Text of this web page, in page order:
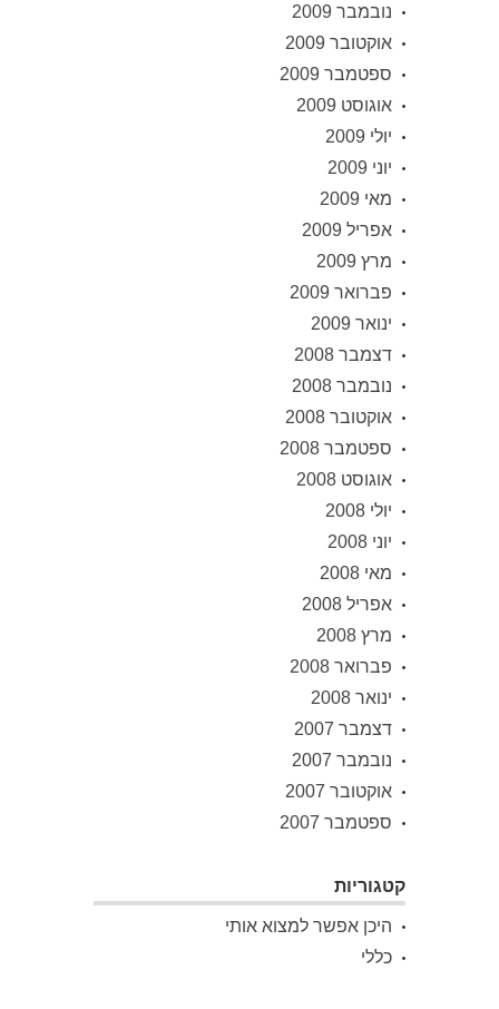
נובמבר 2009
אוקטובר 2009
ספטמבר 2009
אוגוסט 2009
יולי 2009
יוני 2009
מאי 2009
אפריל 2009
מרץ 2009
פברואר 2009
ינואר 2009
דצמבר 2008
נובמבר 2008
אוקטובר 2008
ספטמבר 2008
אוגוסט 2008
יולי 2008
יוני 2008
מאי 2008
אפריל 2008
מרץ 2008
פברואר 2008
ינואר 2008
דצמבר 2007
נובמבר 2007
אוקטובר 2007
ספטמבר 2007
קטגוריות
היכן אפשר למצוא אותי
כללי